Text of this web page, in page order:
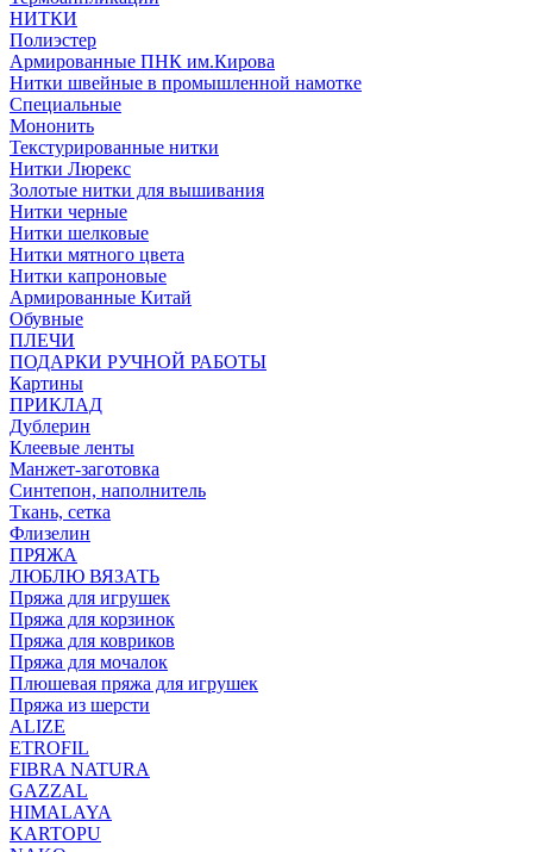
НИТКИ
Полиэстер
Армированные ПНК им.Кирова
Нитки швейные в промышленной намотке
Специальные
Мононить
Текстурированные нитки
Нитки Люрекс
Золотые нитки для вышивания
Нитки черные
Нитки шелковые
Нитки мятного цвета
Нитки капроновые
Армированные Китай
Обувные
ПЛЕЧИ
ПОДАРКИ РУЧНОЙ РАБОТЫ
Картины
ПРИКЛАД
Дублерин
Клеевые ленты
Манжет-заготовка
Синтепон, наполнитель
Ткань, сетка
Флизелин
ПРЯЖА
ЛЮБЛЮ ВЯЗАТЬ
Пряжа для игрушек
Пряжа для корзинок
Пряжа для ковриков
Пряжа для мочалок
Плюшевая пряжа для игрушек
Пряжа из шерсти
ALIZE
ETROFIL
FIBRA NATURA
GAZZAL
HIMALAYA
KARTOPU